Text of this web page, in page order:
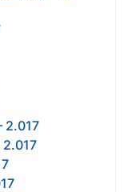
2.017
2.017